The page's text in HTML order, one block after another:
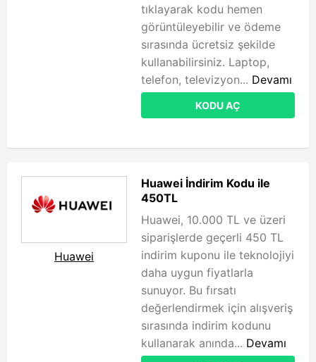
tıklayarak kodu hemen
görüntüleyebilir ve ödeme
sırasında ücretsiz şekilde
kullanabilirsiniz. Laptop,
telefon, televizyon... Devamı
KODU AÇ
Huawei
Huawei İndirim Kodu ile
450TL
Huawei, 10.000 TL ve üzeri
siparişlerde geçerli 450 TL
indirim kuponu ile teknolojiyi
daha uygun fiyatlarla
sunuyor. Bu fırsatı
değerlendirmek için alışveriş
sırasında indirim kodunu
kullanarak anında... Devamı